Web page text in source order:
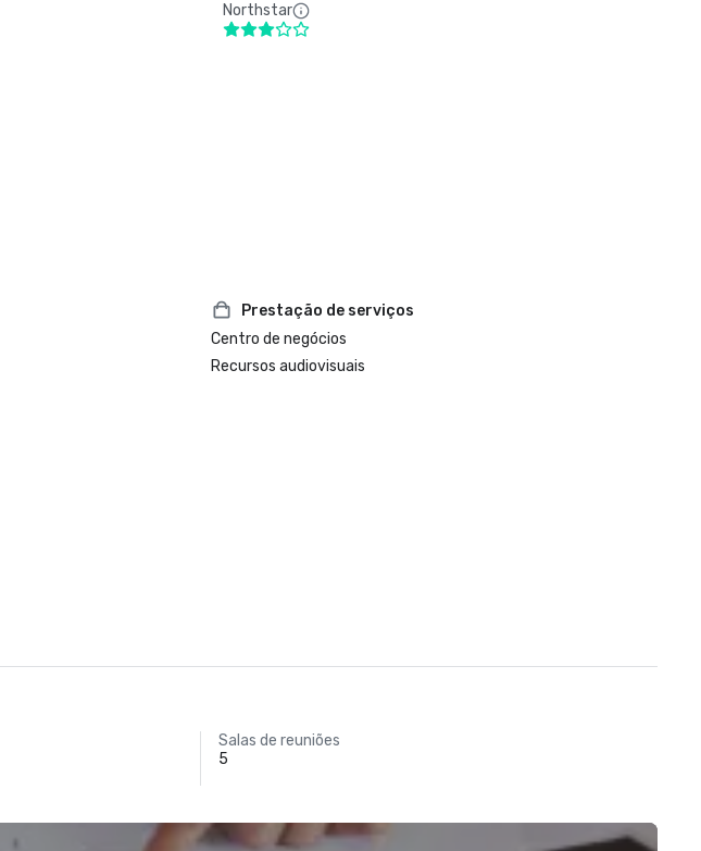
Northstar
Prestação de serviços
Centro de negócios
Recursos audiovisuais
Salas de reuniões
5